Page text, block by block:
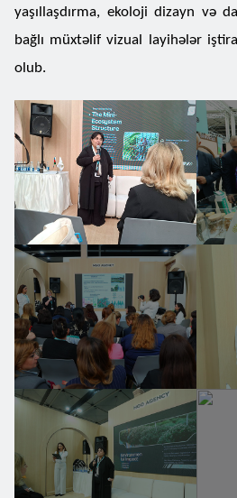
yaşıllaşdırma, ekoloji dizayn və
bağlı müxtəlif vizual layihələr
olub.